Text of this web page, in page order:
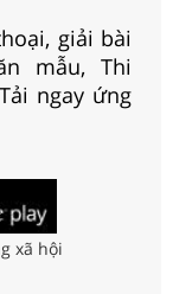
giải bài
mẫu, Thi
ngay ứng
xã hội